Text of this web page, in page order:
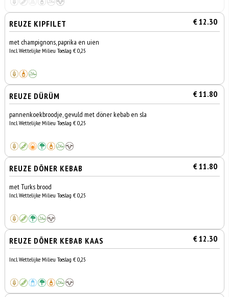
REUZE KIPFILET € 12.30
met champignons, paprika en uien
Incl. Wettelijke Milieu Toeslag € 0,25
REUZE DÜRÜM € 11.80
pannenkoekbroodje, gevuld met döner kebab en sla
Incl. Wettelijke Milieu Toeslag € 0,25
REUZE DÖNER KEBAB € 11.80
met Turks brood
Incl. Wettelijke Milieu Toeslag € 0,25
REUZE DÖNER KEBAB KAAS € 12.30
Incl. Wettelijke Milieu Toeslag € 0,25